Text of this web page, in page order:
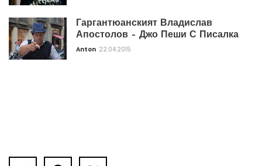
Гаргантюанският Владислав
Апостолов – Джо Пеши С Писалка
Anton 22.04.2015